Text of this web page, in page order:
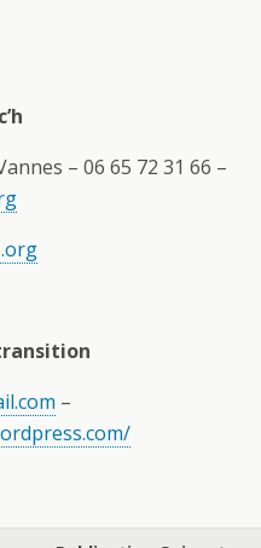
– 06 65 72 31 66 –
–